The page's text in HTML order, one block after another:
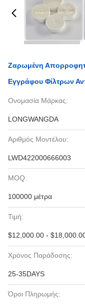
Ζαρωμένη
Εγγράφου Φίλτρων
Ονομασία Μάρκας:
LONGWANGDA
Αριθμός Μοντέλου:
LWD422000666003
MOQ:
100000 μέτρα
Τιμή:
$12,000.00 -
Χρόνος Παράδοσης:
25-35DAYS
Όροι Πληρωμής: